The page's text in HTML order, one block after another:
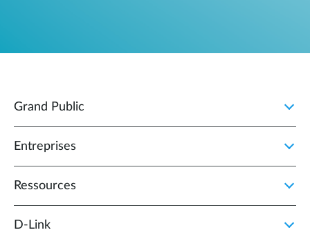
Grand Public
Entreprises
Ressources
D‑Link